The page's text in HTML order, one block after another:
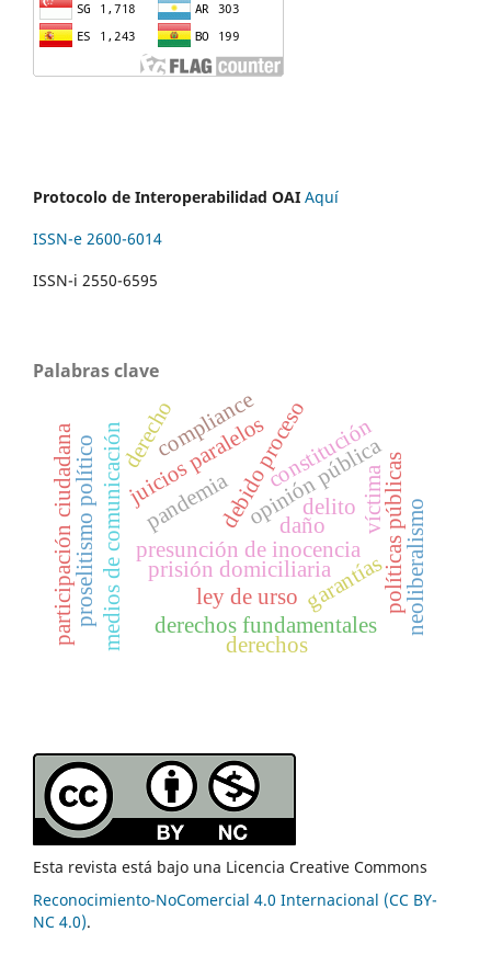
Protocolo de Interoperabilidad OAI Aquí
ISSN-e 2600-6014
ISSN-i 2550-6595
Palabras clave
presunción de inocencia
medios de comunicaciónjuicios paralelos
debido proceso
opinión pública
garantíaspolíticas públicas
derechos fundamentales
constitución
proselitismo político
participación ciudadana pandemia neoliberalismo
derecho
prisión domiciliaria
ley de urso
víctima
daño
delito
derechos
compliance
Esta revista está bajo una Licencia Creative Commons
Reconocimiento-NoComercial 4.0 Internacional (CC BY-
NC 4.0).